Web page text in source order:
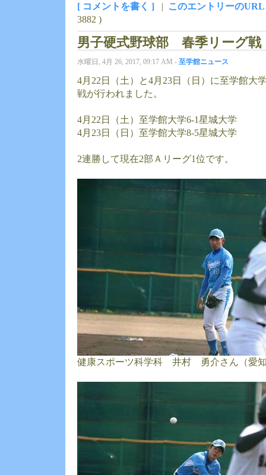
[ コメントを書く ] | このエントリーのURL
3882 )
男子硬式野球部 春季リーグ戦
水曜日, 4月 26, 2017, 09:17 AM - 至学館ニュース
4月22日（土）と4月23日（日）に至学館大
戦が行われました。
4月22日（土）至学館大学6-1星城大学
4月23日（日）至学館大学8-5星城大学
2連勝して現在2部Ａリーグ1位です。
健康スポーツ科学科 井村 勇介さん（愛